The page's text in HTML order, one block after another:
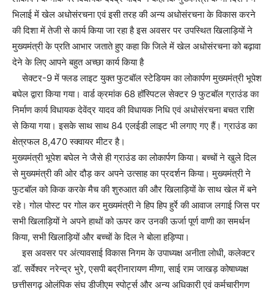
भिलाई में खेल अधोसंरचना एवं इसी तरह की अन्य अधोसंरचना के विकास करने
की दिशा में तेजी से कार्य किया जा रहा है इस अवसर पर उपस्थित खिलाड़ियों ने
मुख्यमंत्री के प्रति आभार जताते हुए कहा कि जिले में खेल अधोसंरचना को बढ़ावा
देने के लिए आपने बहुत अच्छा कार्य किया है
सेक्टर-9 में फ्लड लाइट युक्त फुटबॉल स्टेडियम का लोकार्पण मुख्यमंत्री भूपेश
बघेल द्वारा किया गया। वार्ड क्रमांक 68 हॉस्पिटल सेक्टर 9 फुटबॉल ग्राउंड का
निर्माण कार्य विधायक देवेंद्र यादव की विधायक निधि एवं अधोसंरचना बचत राशि
से किया गया। इसके साथ साथ 84 एलईडी लाइट भी लगाए गए हैं। ग्राउंड का
क्षेत्रफल 8,470 स्क्वायर मीटर है।
मुख्यमंत्री भूपेश बघेल ने जैसे ही ग्राउंड का लोकार्पण किया। बच्चों ने खुले दिल
से मुख्यमंत्री की ओर दौड़ कर अपने उत्साह का प्रदर्शन किया। मुख्यमंत्री ने
फुटबॉल को किक करके मैच की शुरुआत की और खिलाड़ियों के साथ खेल में बने
रहे। गोल पोस्ट पर गोल कर मुख्यमंत्री ने हिप हिप हुर्रे की आवाज लगाई जिस पर
सभी खिलाड़ियों ने अपने हाथों को ऊपर कर उनकी ऊर्जा पूर्ण वाणी का समर्थन
किया, सभी खिलाड़ियों और बच्चों के दिल ने बोला हड़िप्पा।
इस अवसर पर अंत्यावसाई विकास निगम के उपाध्यक्ष अनीता लोधी, कलेक्टर
डॉ. सर्वेश्वर नरेन्द्र भुरे, एसपी बद्रीनारायण मीणा, साई राम जाखड़ कोषाध्यक्ष
छत्तीसगढ़ ओलंपिक संघ डीजीएम स्पोर्ट्स और अन्य अधिकारी एवं कर्मचारीगण